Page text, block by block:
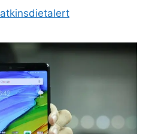
atkinsdietalert